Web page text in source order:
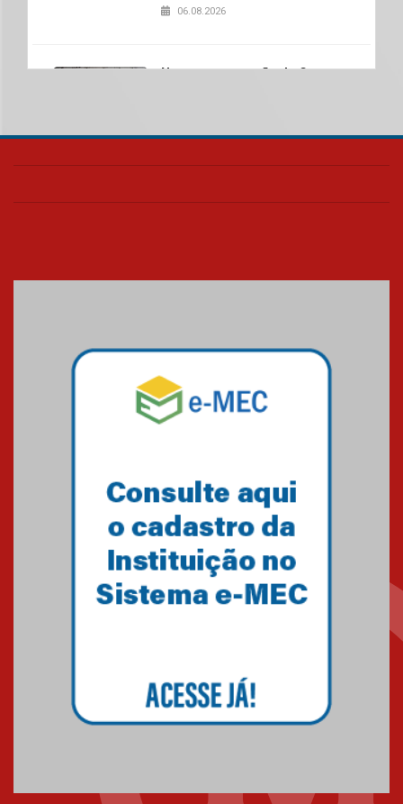
06.08.2026
Nova apresentação do Centro
realizará nova edição da Feira
04.08.2026
Mackenzie recepciona os
calouros do segundo semestre
Como o Colégio Mackenzie
Brasília prepara seus
estudantes para o PAS antes
mesmo do Ensino Médio
04.08.2026